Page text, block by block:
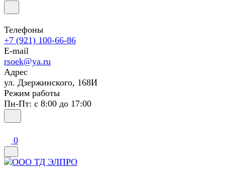
Телефоны
+7 (921) 100-66-86
E-mail
rsoek@ya.ru
Адрес
ул. Дзержинского, 168И
Режим работы
Пн-Пт: с 8:00 до 17:00
0